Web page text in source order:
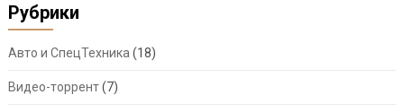
Рубрики
Авто и СпецТехника (18)
Видео-торрент(7)